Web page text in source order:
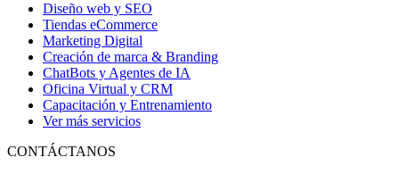
Diseño web y SEO
Tiendas eCommerce
Marketing Digital
Creación de marca & Branding
ChatBots y Agentes de IA
Oficina Virtual y CRM
Capacitación y Entrenamiento
Ver más servicios
CONTÁCTANOS